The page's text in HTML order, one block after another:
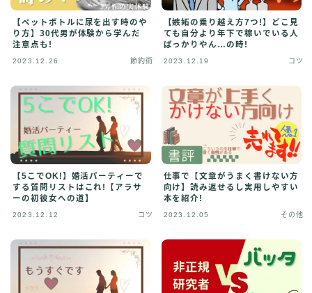
【ペットボトルに尿を出す時のや
り方】30代男が体験から学んだ
注意点も!
2023.12.26 節約術
【嫉妬の乗り越え方7つ!】どこ見
ても自分より年下で稼いでいる人
ばっかりやん…の時!
2023.12.19 コツ
【5こでOK!】婚活パーティーで
する質問リストはこれ!【アラサ
ーの初彼女への道】
2023.12.12 コツ
仕事で【文章がうまく書けない方
向け】読み返せるし実用しやすい
本を紹介!
2023.12.05 その他